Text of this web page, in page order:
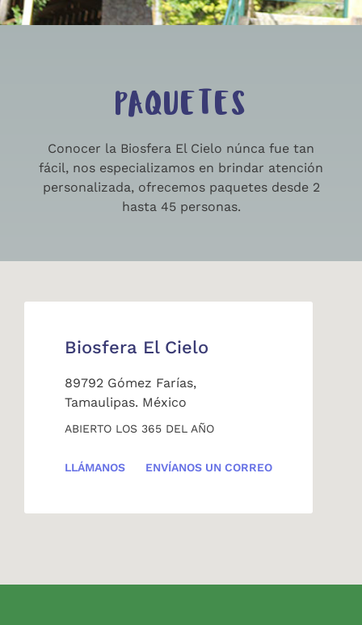
PAQUETES
Conocer la Biosfera El Cielo núnca fue tan
fácil, nos especializamos en brindar atención
personalizada, ofrecemos paquetes desde 2
hasta 45 personas.
Biosfera El Cielo
89792 Gómez Farías,
Tamaulipas. México
ABIERTO LOS 365 DEL AÑO
LLÁMANOS ENVÍANOS UN CORREO